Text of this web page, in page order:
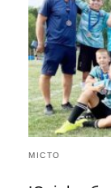
МІСТО